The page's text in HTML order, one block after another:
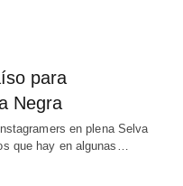
para
Negra
en plena Selva
que hay en algunas…